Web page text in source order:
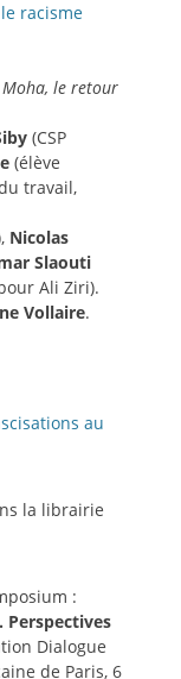
racisme
Moha, le retour
(CSP
(élève
travail,
Nicolas
Slaouti
Ali Ziri).
Vollaire.
au
la librairie
:
Perspectives
Dialogue
de Paris, 6